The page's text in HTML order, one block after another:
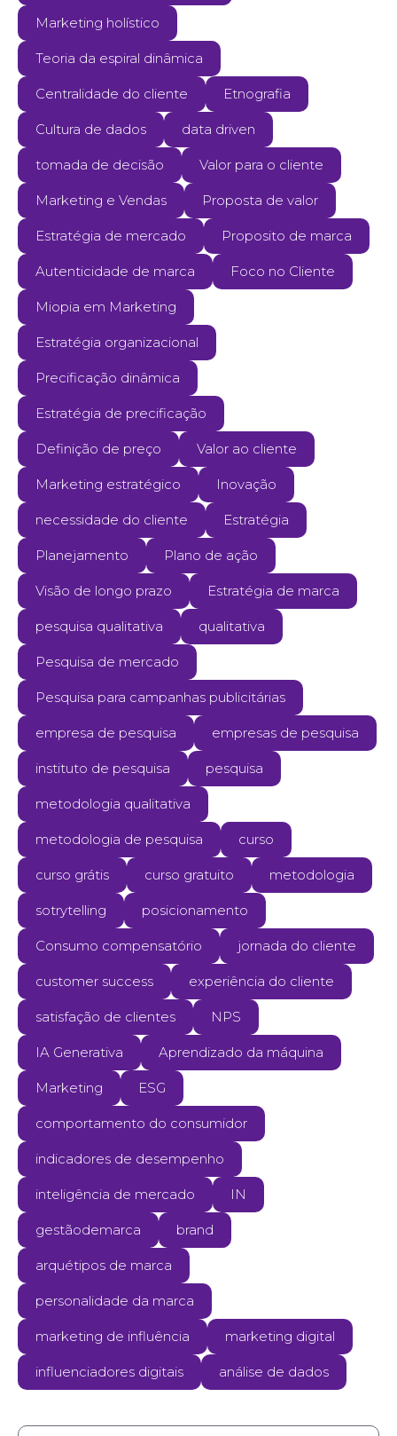
Marketing holístico
Teoria da espiral dinâmica
Centralidade do cliente Etnografia
Cultura de dados data driven
tomada de decisão Valor para o cliente
Marketing e Vendas Proposta de valor
Estratégia de mercado Proposito de marca
Autenticidade de marca Foco no Cliente
Miopia em Marketing
Estratégia organizacional
Precificação dinâmica
Estratégia de precificação
Definição de preço Valor ao cliente
Marketing estratégico Inovação
necessidade do cliente Estratégia
Planejamento Plano de ação
Visão de longo prazo Estratégia de marca
pesquisa qualitativa qualitativa
Pesquisa de mercado
Pesquisa para campanhas publicitárias
empresa de pesquisa empresas de pesquisa
instituto de pesquisa pesquisa
metodologia qualitativa
metodologia de pesquisa curso
curso grátis curso gratuito metodologia
sotrytelling posicionamento
Consumo compensatório jornada do cliente
customer success experiência do cliente
satisfação de clientes NPS
IA Generativa Aprendizado da máquina
Marketing ESG
comportamento do consumidor
indicadores de desempenho
inteligência de mercado IN
gestãodemarca brand
arquétipos de marca
personalidade da marca
marketing de influência marketing digital
influenciadores digitais análise de dados